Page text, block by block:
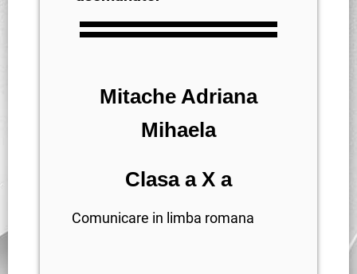
Mitache Adriana
Mihaela
Clasa a X a
Comunicare in limba romana